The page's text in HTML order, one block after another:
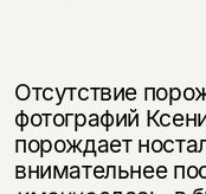
Отсутствие
фотографий
порождает
внимательнее